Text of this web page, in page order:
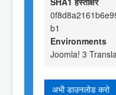
b1
Environments
Joomla! 3
अभी डाउनलोड करो